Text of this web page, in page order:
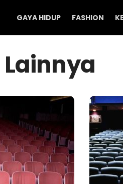
GAYA HIDUP FASHION
Lainnya